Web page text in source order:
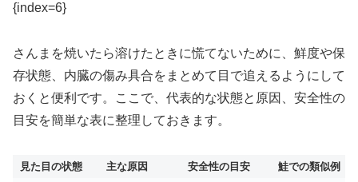
{index=6}
さんまを焼いたら溶けたときに慌てないために、鮮度や保
存状態、内臓の傷み具合をまとめて目で追えるようにして
おくと便利です。ここで、代表的な状態と原因、安全性の
目安を簡単な表に整理しておきます。
見た目の状態 主な原因 安全性の目安 鮭での類似例